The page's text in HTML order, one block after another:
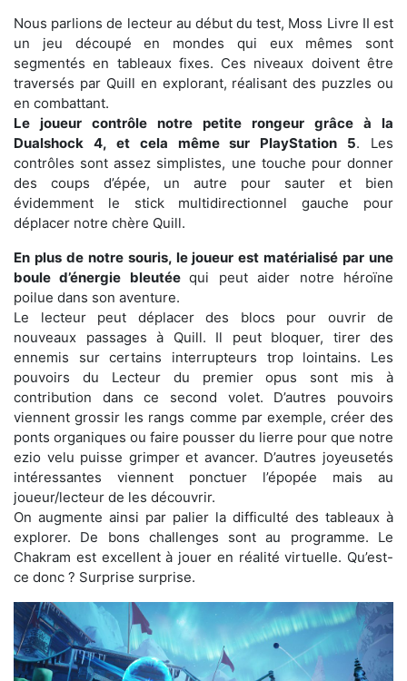
Nous parlions de lecteur au début du test, Moss Livre II est
un jeu découpé en mondes qui eux mêmes sont
segmentés en tableaux fixes. Ces niveaux doivent être
traversés par Quill en explorant, réalisant des puzzles ou
en combattant.
Le joueur contrôle notre petite rongeur grâce à la
Dualshock 4, et cela même sur PlayStation 5. Les
contrôles sont assez simplistes, une touche pour donner
des coups d’épée, un autre pour sauter et bien
évidemment le stick multidirectionnel gauche pour
déplacer notre chère Quill.
En plus de notre souris, le joueur est matérialisé par une
boule d’énergie bleutéequi peut aider notre héroïne
poilue dans son aventure.
Le lecteur peut déplacer des blocs pour ouvrir de
nouveaux passages à Quill. Il peut bloquer, tirer des
ennemis sur certains interrupteurs trop lointains. Les
pouvoirs du Lecteur du premier opus sont mis à
contribution dans ce second volet. D’autres pouvoirs
viennent grossir les rangs comme par exemple, créer des
ponts organiques ou faire pousser du lierre pour que notre
ezio velu puisse grimper et avancer. D’autres joyeusetés
intéressantes viennent ponctuer l’épopée mais au
joueur/lecteur de les découvrir.
On augmente ainsi par palier la difficulté des tableaux à
explorer. De bons challenges sont au programme. Le
Chakram est excellent à jouer en réalité virtuelle. Qu’est-
ce donc ? Surprise surprise.